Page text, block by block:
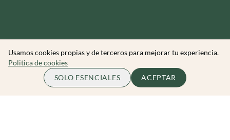
65.00 EUR COMPLETO
Usamos cookies propias y de terceros para mejorar tu experiencia.
Politica de cookies
SOLO ESENCIALES
ACEPTAR